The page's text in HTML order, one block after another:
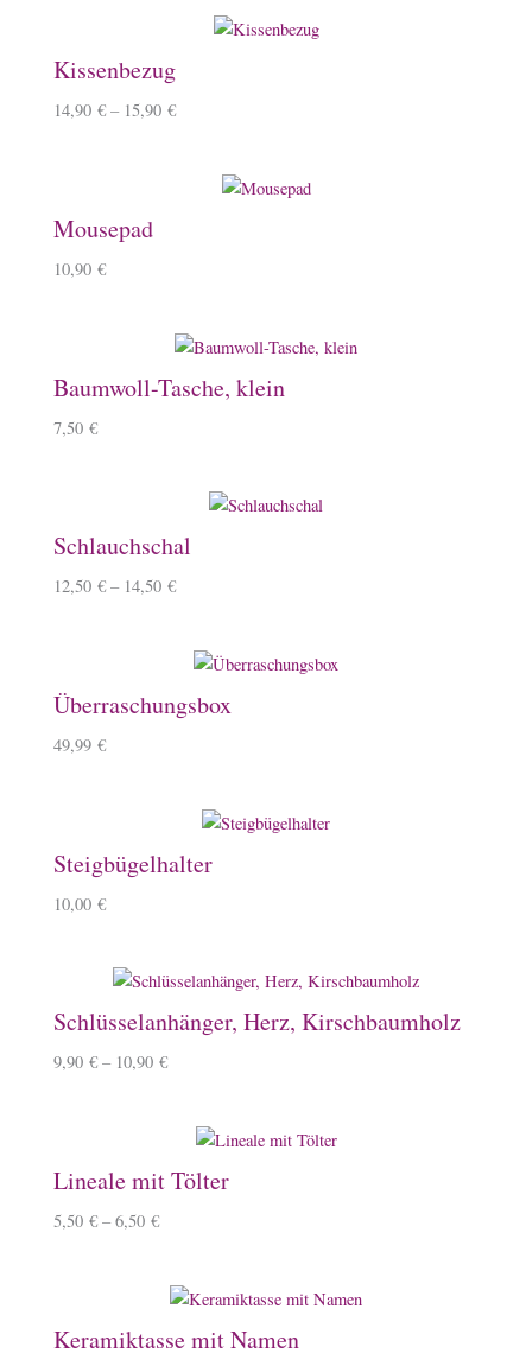
Kissenbezug
14,90 € – 15,90 €
Mousepad
10,90 €
Baumwoll-Tasche, klein
7,50 €
Schlauchschal
12,50 € – 14,50 €
Überraschungsbox
49,99 €
Steigbügelhalter
10,00 €
Schlüsselanhänger, Herz, Kirschbaumholz
9,90 € – 10,90 €
Lineale mit Tölter
5,50 € –6,50 €
Keramiktasse mit Namen